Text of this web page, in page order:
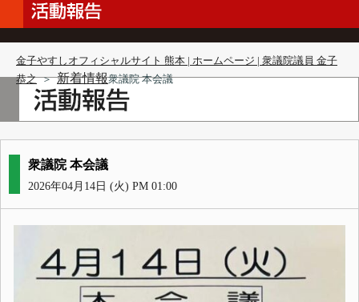
金子やすしオフィシャルサイト 熊本 | ホームページ | 衆議院議員 金子
恭之 ＞ 新着情報衆議院 本会議
衆議院 本会議
2026年04月14日 (火) PM 01:00